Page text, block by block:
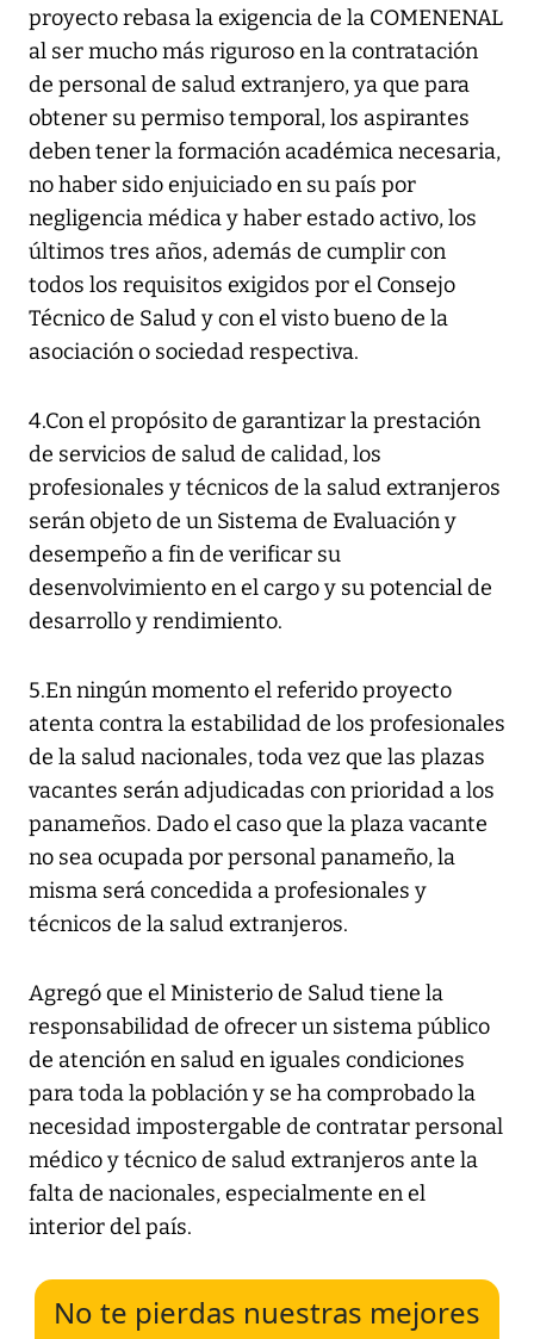
proyecto rebasa la exigencia de la COMENENAL
al ser mucho más riguroso en la contratación
de personal de salud extranjero, ya que para
obtener su permiso temporal, los aspirantes
deben tener la formación académica necesaria,
no haber sido enjuiciado en su país por
negligencia médica y haber estado activo, los
últimos tres años, además de cumplir con
todos los requisitos exigidos por el Consejo
Técnico de Salud y con el visto bueno de la
asociación o sociedad respectiva.
4.Con el propósito de garantizar la prestación
de servicios de salud de calidad, los
profesionales y técnicos de la salud extranjeros
serán objeto de un Sistema de Evaluación y
desempeño a fin de verificar su
desenvolvimiento en el cargo y su potencial de
desarrollo y rendimiento.
5.En ningún momento el referido proyecto
atenta contra la estabilidad de los profesionales
de la salud nacionales, toda vez que las plazas
vacantes serán adjudicadas con prioridad a los
panameños. Dado el caso que la plaza vacante
no sea ocupada por personal panameño, la
misma será concedida a profesionales y
técnicos de la salud extranjeros.
Agregó que el Ministerio de Salud tiene la
responsabilidad de ofrecer un sistema público
de atención en salud en iguales condiciones
para toda la población y se ha comprobado la
necesidad impostergable de contratar personal
médico y técnico de salud extranjeros ante la
falta de nacionales, especialmente en el
interior del país.
No te pierdas nuestras mejores